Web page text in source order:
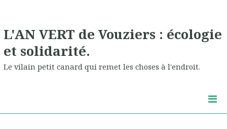
L'AN VERT de Vouziers : écologie
et solidarité.
Le vilain petit canard qui remet les choses à l'endroit.